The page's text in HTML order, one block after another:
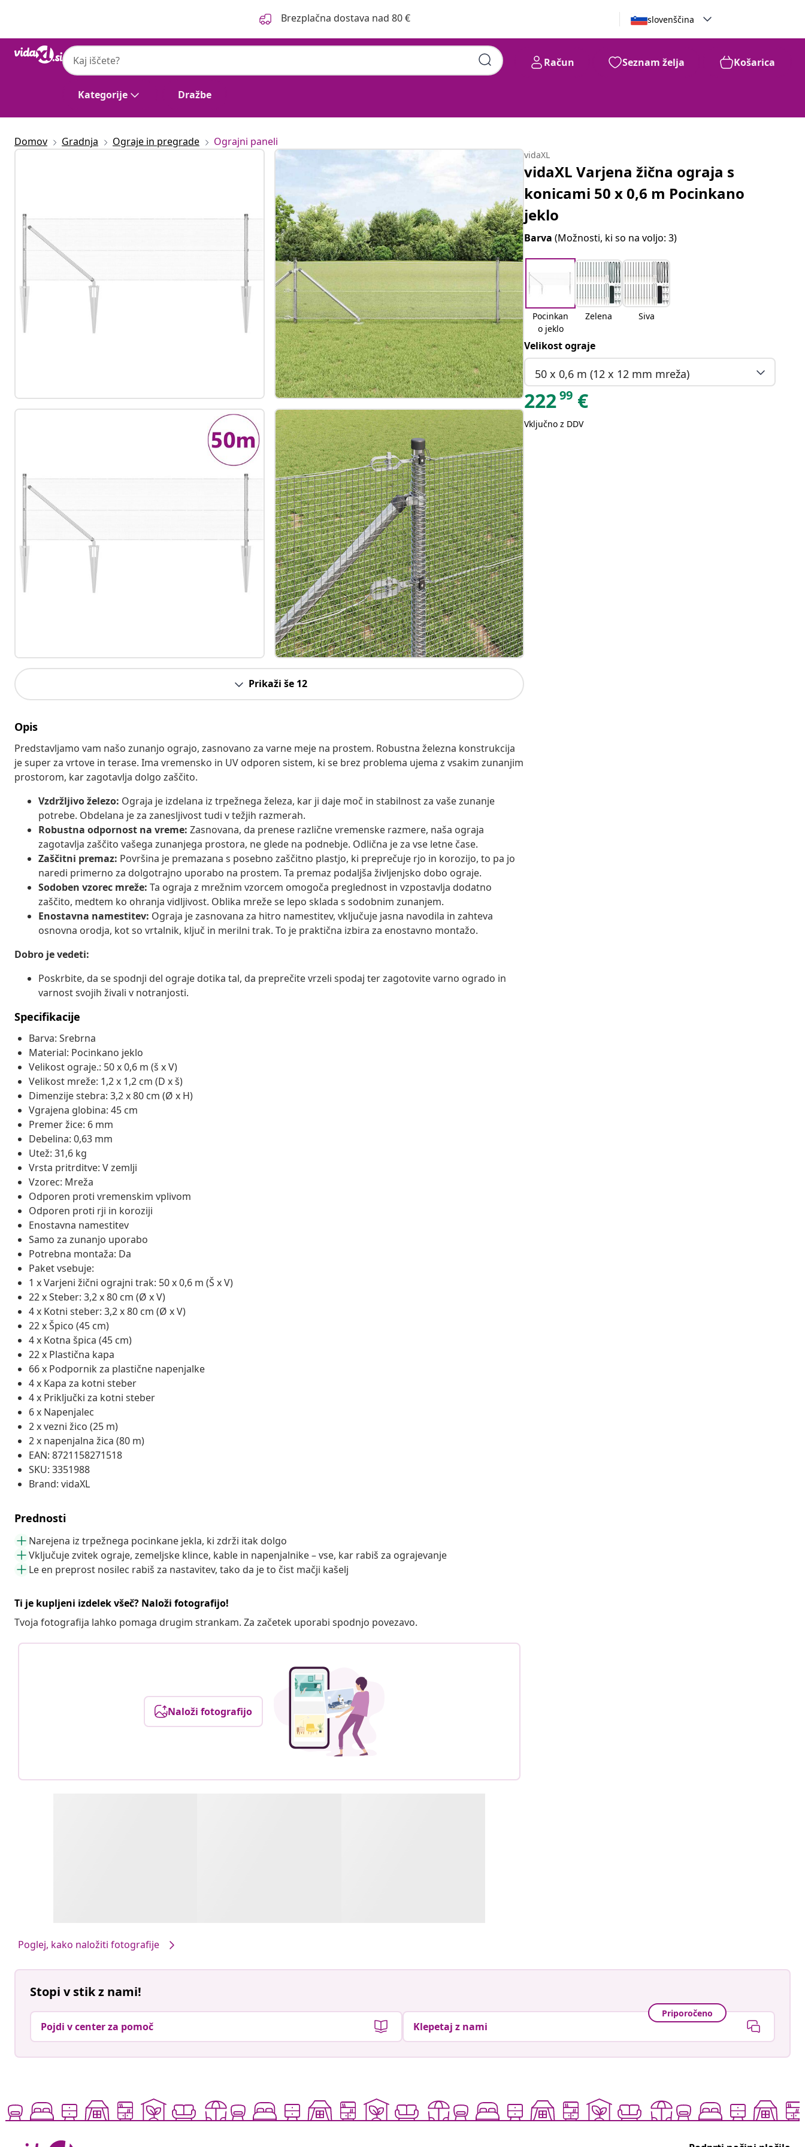
Brezplačna dostava nad 80 € slovenščina
Kategorije Dražbe
Račun Seznam želja Košarica
Domov Gradnja Ograje in pregrade Ograjni paneli
Prikaži še 12
Opis
Predstavljamo vam našo zunanjo ograjo, zasnovano za varne meje na prostem. Robustna železna konstrukcija
je super za vrtove in terase. Ima vremensko in UV odporen sistem, ki se brez problema ujema z vsakim zunanjim
prostorom, kar zagotavlja dolgo zaščito.
Vzdržljivo železo: Ograja je izdelana iz trpežnega železa, kar ji daje moč in stabilnost za vaše zunanje
potrebe. Obdelana je za zanesljivost tudi v težjih razmerah.
Robustna odpornost na vreme: Zasnovana, da prenese različne vremenske razmere, naša ograja
zagotavlja zaščito vašega zunanjega prostora, ne glede na podnebje. Odlična je za vse letne čase.
Zaščitni premaz: Površina je premazana s posebno zaščitno plastjo, ki preprečuje rjo in korozijo, to pa jo
naredi primerno za dolgotrajno uporabo na prostem. Ta premaz podaljša življenjsko dobo ograje.
Sodoben vzorec mreže: Ta ograja z mrežnim vzorcem omogoča preglednost in vzpostavlja dodatno
zaščito, medtem ko ohranja vidljivost. Oblika mreže se lepo sklada s sodobnim zunanjem.
Enostavna namestitev: Ograja je zasnovana za hitro namestitev, vključuje jasna navodila in zahteva
osnovna orodja, kot so vrtalnik, ključ in merilni trak. To je praktična izbira za enostavno montažo.
Dobro je vedeti:
Poskrbite, da se spodnji del ograje dotika tal, da preprečite vrzeli spodaj ter zagotovite varno ogrado in
varnost svojih živali v notranjosti.
Specifikacije
Barva: Srebrna
Material: Pocinkano jeklo
Velikost ograje.: 50 x 0,6 m (š x V)
Velikost mreže: 1,2 x 1,2 cm (D x š)
Dimenzije stebra: 3,2 x 80 cm (Ø x H)
Vgrajena globina: 45 cm
Premer žice: 6 mm
Debelina: 0,63 mm
Utež: 31,6 kg
Vrsta pritrditve: V zemlji
Vzorec: Mreža
Odporen proti vremenskim vplivom
Odporen proti rji in koroziji
Enostavna namestitev
Samo za zunanjo uporabo
Potrebna montaža: Da
Paket vsebuje:
1 x Varjeni žični ograjni trak: 50 x 0,6 m (Š x V)
22 x Steber: 3,2 x 80 cm (Ø x V)
4 x Kotni steber: 3,2 x 80 cm (Ø x V)
22 x Špico (45 cm)
4 x Kotna špica (45 cm)
22 x Plastična kapa
66 x Podpornik za plastične napenjalke
4 x Kapa za kotni steber
4 x Priključki za kotni steber
6 x Napenjalec
2 x vezni žico (25 m)
2 x napenjalna žica (80 m)
EAN: 8721158271518
SKU: 3351988
Brand: vidaXL
Prednosti
Narejena iz trpežnega pocinkane jekla, ki zdrži itak dolgo
Vključuje zvitek ograje, zemeljske klince, kable in napenjalnike – vse, kar rabiš za ograjevanje
Le en preprost nosilec rabiš za nastavitev, tako da je to čist mačji kašelj
Ti je kupljeni izdelek všeč? Naloži fotografijo!
Tvoja fotografija lahko pomaga drugim strankam. Za začetek uporabi spodnjo povezavo.
Naloži fotografijo
Poglej, kako naložiti fotografije
vidaXL
vidaXL Varjena žična ograja s
konicami 50 x 0,6 m Pocinkano
jeklo
Barva(Možnosti, ki so na voljo: 3)
Pocinkan
o jeklo
Zelena Siva
Velikost ograje
50 x 0,6 m (12 x 12 mm mreža)
22299 €
Vključno z DDV
Stopi v stik z nami!
Pojdi v center za pomoč
Priporočeno
Klepetaj z nami